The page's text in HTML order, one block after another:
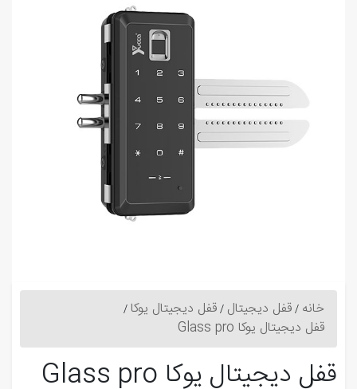
خانه قفل دیجیتال قفل دیجیتال یوکا
قفل دیجیتال یوکا Glass pro
قفل دیجیتال یوکا Glass pro